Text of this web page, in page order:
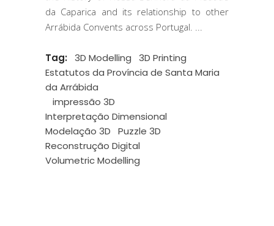
da Caparica and its relationship to other
Arrábida Convents across Portugal.
Tag: 3D Modelling
3D Printing
Estatutos da Província de Santa Maria
da Arrábida
impressão 3D
Interpretação Dimensional
Modelação 3D
Puzzle 3D
Reconstrução Digital
Volumetric Modelling